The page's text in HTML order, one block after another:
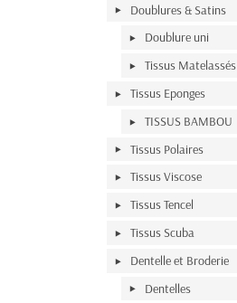
Doublures & Satins
Doublure uni
Tissus Matelassés
Tissus Eponges
TISSUS BAMBOU
Tissus Polaires
Tissus Viscose
Tissus Tencel
Tissus Scuba
Dentelle et Broderie
Dentelles